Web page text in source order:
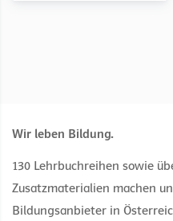
Wir leben Bildung.
130 Lehrbuchreihen sowie
Zusatzmaterialien machen
Bildungsanbieter in